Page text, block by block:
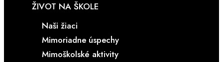
ŽIVOT NA ŠKOLE
Naši žiaci
Mimoriadne úspechy
Mimoškolské aktivity